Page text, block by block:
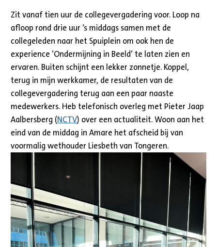
Zit vanaf tien uur de collegevergadering voor. Loop na
afloop rond drie uur ’s middags samen met de
collegeleden naar het Spuiplein om ook hen de
experience ‘Ondermijning in Beeld’ te laten zien en
ervaren. Buiten schijnt een lekker zonnetje. Koppel,
terug in mijn werkkamer, de resultaten van de
collegevergadering terug aan een paar naaste
medewerkers. Heb telefonisch overleg met Pieter Jaap
Aalbersberg (NCTV) over een actualiteit. Woon aan het
eind van de middag in Amare het afscheid bij van
voormalig wethouder Liesbeth van Tongeren.